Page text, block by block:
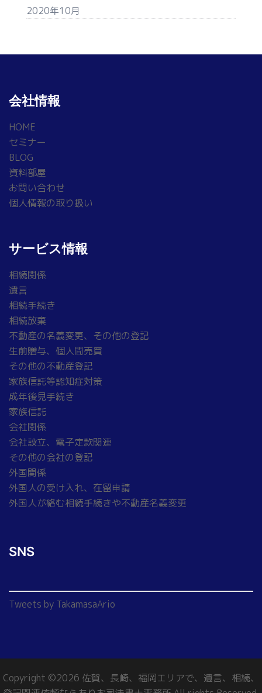
2020年10月
会社情報
HOME
セミナー
BLOG
資料部屋
お問い合わせ
個人情報の取り扱い
サービス情報
相続関係
遺言
相続手続き
相続放棄
不動産の名義変更、その他の登記
生前贈与、個人間売買
その他の不動産登記
家族信託等認知症対策
成年後見手続き
家族信託
会社関係
会社設立、電子定款関連
その他の会社の登記
外国関係
外国人の受け入れ、在留申請
外国人が絡む相続手続きや不動産名義変更
SNS
Tweets by TakamasaArio
Copyright ©2026 佐賀、長崎、福岡エリアで、遺言、相続、